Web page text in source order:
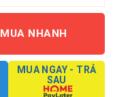
MUA NHANH
MUA NGAY - TRẢ
SAU